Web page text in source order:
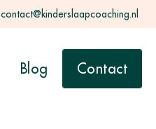
contact@kinderslaapcoaching.nl
Blog Contact